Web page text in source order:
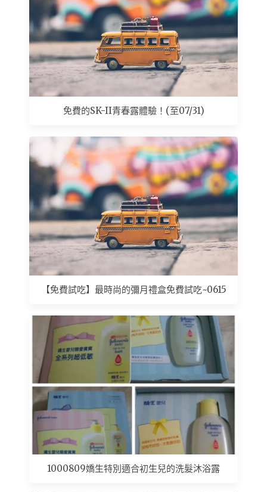
免費的SK-II青春露體驗！(至07/31)
【免費試吃】最時尚的彌月禮盒免費試吃~0615
1000809嬌生特別適合初生兒的洗髮沐浴露